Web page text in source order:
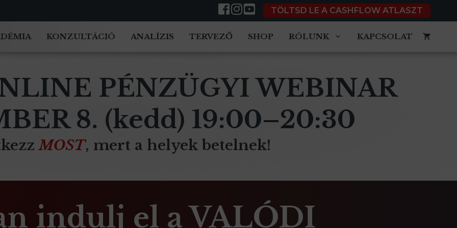
TÖLTSD LE A CASHFLOW ATLASZT
KONZULTÁCIÓ ANALÍZIS TERVEZŐ SHOP RÓLUNK KAPCSOLAT
PÉNZÜGYI WEBINAR
8. (kedd) 19:00–20:30
MOST, mert a helyek betelnek!
indulj el a VALÓDI